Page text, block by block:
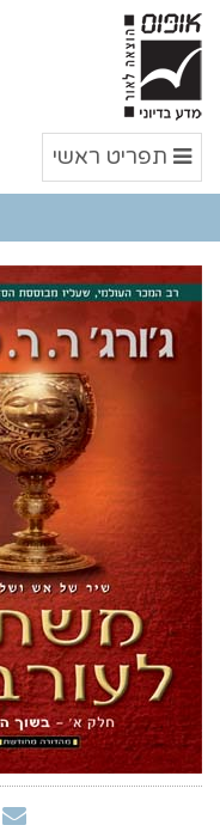
תפריט
ראשי
תפריט ראשי